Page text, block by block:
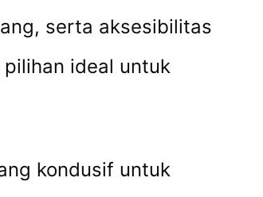
serta aksesibilitas
ideal untuk
kondusif untuk